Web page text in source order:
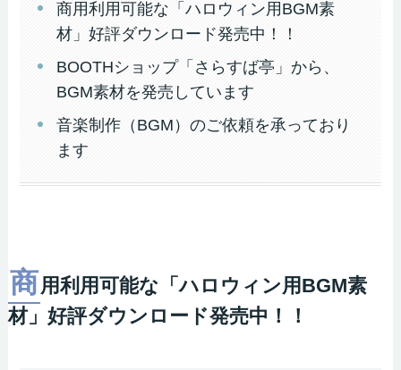
商用利用可能な「ハロウィン用BGM素
材」好評ダウンロード発売中！！
BOOTHショップ「さらすば亭」から、
BGM素材を発売しています
音楽制作（BGM）のご依頼を承っており
ます
商用利用可能な「ハロウィン用BGM素
材」好評ダウンロード発売中！！